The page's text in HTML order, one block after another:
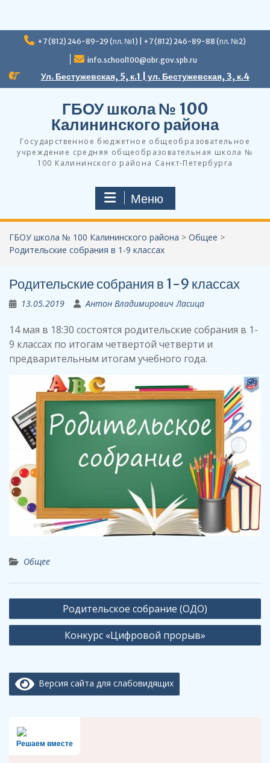
Перейти
+7 (812) 246-89-29 (пл. №1) | +7 (812) 246-89-88 (пл. №2)
info.school100@obr.gov.spb.ru
Ул. Бестужевская, 5, к.1 | ул. Бестужевская, 3, к.4
ГБОУ школа № 100
Калининского района
Государственное бюджетное общеобразовательное
учреждение средняя общеобразовательная школа №
100 Калининского района Санкт-Петербурга
Меню
ГБОУ школа № 100 Калининского района > Общее >
Родительские собрания в 1-9 классах
Родительские собрания в 1-9 классах
13.05.2019 Антон Владимирович Ласица
14 мая в 18:30 состоятся родительские собрания в 1-
9 классах по итогам четвертой четверти и
предварительным итогам учебного года.
Общее
Навигация
по
Родительское собрание (ОДО)
Конкурс «Цифровой прорыв»
Версия сайта для слабовидящих
Решаем вместе